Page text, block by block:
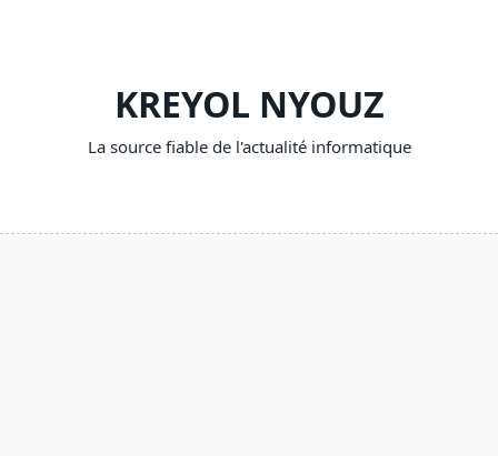
KREYOL NYOUZ
La source fiable de l'actualité informatique